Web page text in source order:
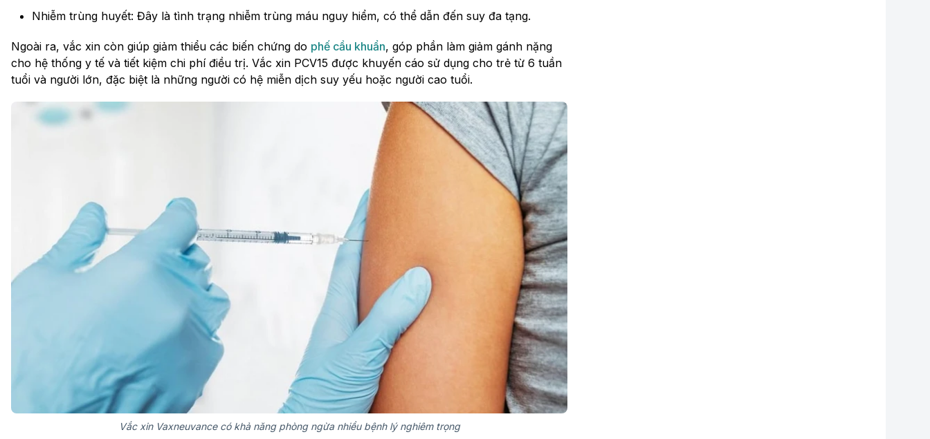
Nhiễm trùng huyết: Đây là tình trạng nhiễm trùng máu nguy hiểm, có thể dẫn đến suy đa tạng.
Ngoài ra, vắc xin còn giúp giảm thiểu các biến chứng do phế cầu khuẩn, góp phần làm giảm gánh nặng
cho hệ thống y tế và tiết kiệm chi phí điều trị. Vắc xin PCV15 được khuyến cáo sử dụng cho trẻ từ 6 tuần
tuổi và người lớn, đặc biệt là những người có hệ miễn dịch suy yếu hoặc người cao tuổi.
Vắc xin Vaxneuvance có khả năng phòng ngừa nhiều bệnh lý nghiêm trọng